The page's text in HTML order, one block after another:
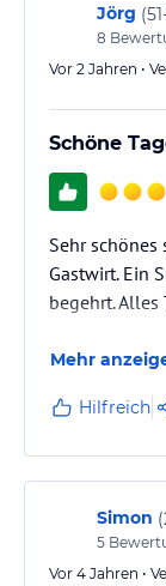
Jörg (
8
Vor 2 Jahren •
Schöne
Sehr
Gastwirt. Ein
begehrt. Alles
Mehr
Hilfreich
Simon (
5
Vor 4 Jahren •